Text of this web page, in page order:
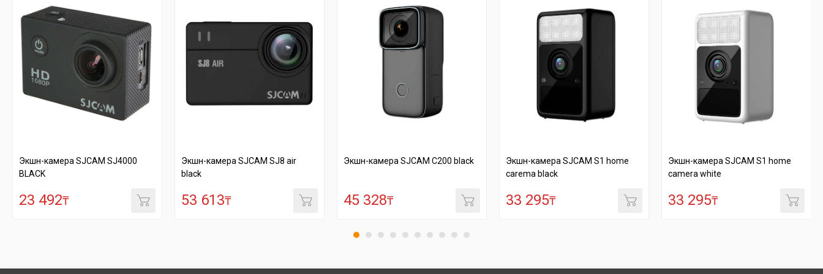
камера SJCAM SJ4000
492 ₸
Экшн-камера SJCAM SJ8 air
53 613 ₸
Экшн-камера SJCAM C200 black
45 328 ₸
Экшн-камера SJCAM S1 home
carema black
33 295 ₸
Экшн-камера SJCAM S1 home
camera white
33 295 ₸